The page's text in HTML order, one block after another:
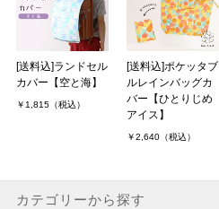
[送料込]ランドセル
カバー【空と海】
￥1,815（税込）
[送料込]ポケッタブ
ルレインバッグカ
バー【ひとりじめ
アイス】
￥2,640（税込）
カテゴリーから探す